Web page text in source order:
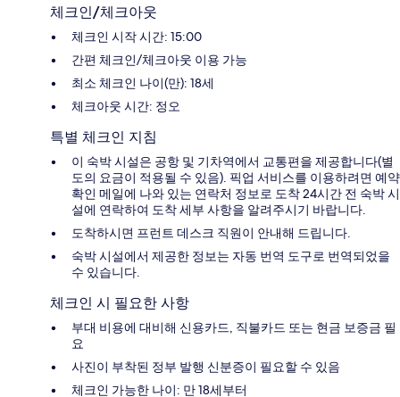
체크인/체크아웃
체크인 시작 시간: 15:00
간편 체크인/체크아웃 이용 가능
최소 체크인 나이(만): 18세
체크아웃 시간: 정오
특별 체크인 지침
이 숙박 시설은 공항 및 기차역에서 교통편을 제공합니다(별
도의 요금이 적용될 수 있음). 픽업 서비스를 이용하려면 예약
확인 메일에 나와 있는 연락처 정보로 도착 24시간 전 숙박 시
설에 연락하여 도착 세부 사항을 알려주시기 바랍니다.
도착하시면 프런트 데스크 직원이 안내해 드립니다.
숙박 시설에서 제공한 정보는 자동 번역 도구로 번역되었을
수 있습니다.
체크인 시 필요한 사항
부대 비용에 대비해 신용카드, 직불카드 또는 현금 보증금 필
요
사진이 부착된 정부 발행 신분증이 필요할 수 있음
체크인 가능한 나이: 만 18세부터